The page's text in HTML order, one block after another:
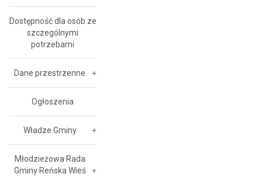
Dostępność dla osób ze
szczególnymi
potrzebami
Dane przestrzenne
Ogłoszenia
Władze Gminy
Młodzieżowa Rada
Gminy Reńska Wieś